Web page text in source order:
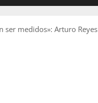
ser medidos»: Arturo Reyes